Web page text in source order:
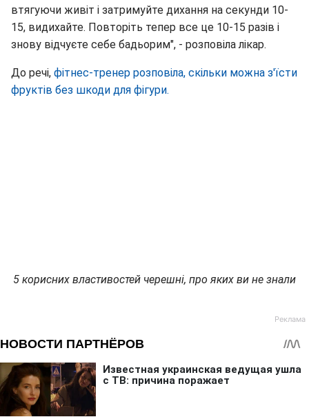
втягуючи живіт і затримуйте дихання на секунди 10-
15, видихайте. Повторіть тепер все це 10-15 разів і
знову відчуєте себе бадьорим", - розповіла лікар.
До речі, фітнес-тренер розповіла, скільки можна з'їсти
фруктів без шкоди для фігури.
5 корисних властивостей черешні, про яких ви не знали